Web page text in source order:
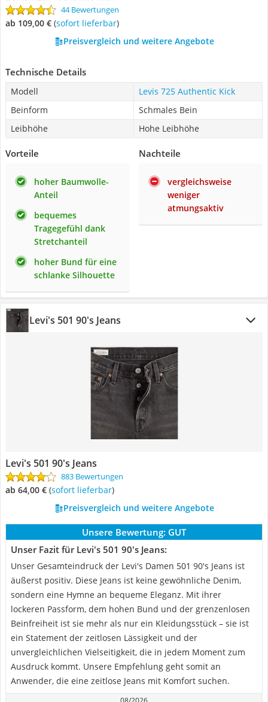
44 Bewertungen
ab 109,00 € ( Sofort lieferbar)
Preisvergleich und weitere Angebote
Technische Details
Modell
Levis 725 Authentic Kick
Beinform
Schmales Bein
Leibhöhe
Hohe Leibhöhe
Vorteile
hoher Baumwolle-
Anteil
bequemes
Tragegefühl dank
Stretchanteil
hoher Bund für eine
schlanke Silhouette
Nachteile
vergleichsweise
weniger
atmungsaktiv
Levi's 501 90's Jeans
Levi's 501 90's Jeans
883 Bewertungen
ab 64,00 € ( Sofort lieferbar)
Preisvergleich und weitere Angebote
Unsere Bewertung: GUT
Unser Fazit für Levi's 501 90's Jeans:
Unser Gesamteindruck der Levi's Damen 501 90's Jeans ist
äußerst positiv. Diese Jeans ist keine gewöhnliche Denim,
sondern eine Hymne an bequeme Eleganz. Mit ihrer
lockeren Passform, dem hohen Bund und der grenzenlosen
Beinfreiheit ist sie mehr als nur ein Kleidungsstück – sie ist
ein Statement der zeitlosen Lässigkeit und der
unvergleichlichen Vielseitigkeit, die in jedem Moment zum
Ausdruck kommt. Unsere Empfehlung geht somit an
Anwender, die eine zeitlose Jeans mit Komfort suchen.